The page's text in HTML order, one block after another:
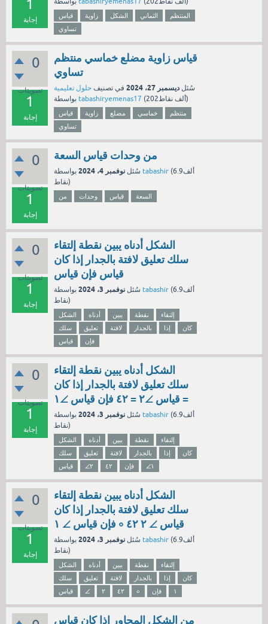
1
إجابة قياس زاوية الشكل الثماني
المنتظم
تساوي
0
تصويتات
1
إجابة
قياس زاوية مضلع خماسي منتظم
تساوي
سُئل ديسمبر 27، 2024 في تصنيف حلول تعليمية
tabashiryemenas17 ( 202ألف نقاط)
قياس زاوية مضلع خماسي
منتظم
تساوي
0
تصويتات
1
إجابة
من وحدات قياس السعة
سُئل نوفمبر 4، 2024 tabashir (
6.9ألف
نقاط)
من وحدات قياس السعة
0
تصويتات
1
إجابة
الشكل أدناه يبين نقطة إلتقاء
سلك تعليق لافتة بالجدار إذا كان
قياس فإن قياس
سُئل نوفمبر 3، 2024 tabashir (
6.9ألف
نقاط)
الشكل أدناه يبين نقطة
إلتقاء
سلك
تعليق لافتة بالجدار إذا
كان
قياس
فإن
0
تصويتات
1
إجابة
الشكل أدناه يبين نقطة إلتقاء
سلك تعليق لافتة بالجدار إذا كان
قياس ∠٢ = ٤٢ فإن قياس ∠١ =
سُئل نوفمبر 3، 2024 tabashir (
6.9ألف
نقاط)
الشكل أدناه يبين نقطة
إلتقاء
سلك
تعليق لافتة بالجدار إذا
كان
قياس
∠٢ ٤٢ فإن ∠١
0
تصويتات
1
إجابة
الشكل أدناه يبين نقطة إلتقاء
سلك تعليق لافتة بالجدار إذا كان
قياس ∠ ٢ ٤٢ ∘ فإن قياس ∠ ١
سُئل نوفمبر 3، 2024 tabashir (
6.9ألف
نقاط)
الشكل أدناه يبين نقطة
إلتقاء
سلك
تعليق لافتة بالجدار إذا
كان
قياس
∠ ٢ ٤٢ ∘ فإن ١
من الشكل المجاور إذا كان قياس